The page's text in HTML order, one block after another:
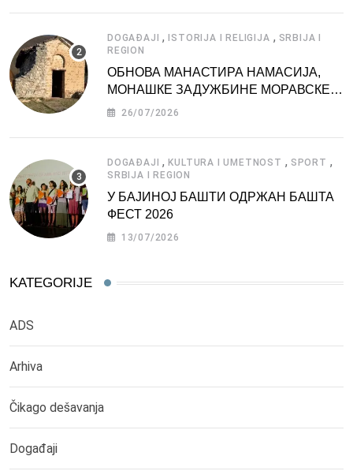
DOGAĐAJI , ISTORIJA I RELIGIJA , SRBIJA I
REGION
ОБНОВА МАНАСТИРА НАМАСИЈА,
МОНАШКЕ ЗАДУЖБИНЕ МОРАВСКЕ
СРБИЈЕ
26/07/2026
DOGAĐAJI ,KULTURA I UMETNOST , SPORT ,
SRBIJA I REGION
У БАЈИНОЈ БАШТИ ОДРЖАН БАШТА
ФЕСТ 2026
13/07/2026
KATEGORIJE
ADS
Arhiva
Čikago dešavanja
Događaji